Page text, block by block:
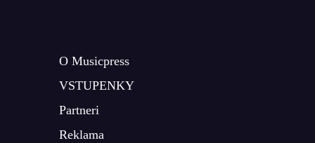
O Musicpress
VSTUPENKY
Partneri
Reklama